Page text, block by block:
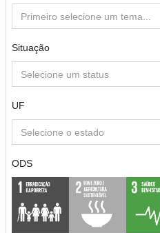
Primeiro selecione um tema...
Situação
Selecione um status
UF
Selecione o estado
ODS